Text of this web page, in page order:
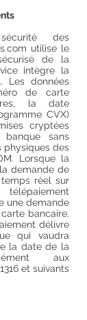
des
utilise le
de la
intègre la
Les données
de carte
la date
CVX)
cryptées
sans
physiques des
Lorsque la
demande de
réel sur
une demande
bancaire.
délivre
qui vaudra
la date de la
aux
et suivants